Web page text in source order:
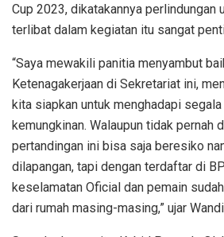
Cup 2023, dikatakannya perlindungan
terlibat dalam kegiatan itu sangat
“Saya mewakili panitia menyambut
Ketenagakerjaan di Sekretariat ini,
kita siapkan untuk menghadapi
kemungkinan. Walaupun tidak pernah
pertandingan ini bisa saja beresiko
dilapangan, tapi dengan terdaftar di
keselamatan Oficial dan pemain
dari rumah masing-masing,” ujar